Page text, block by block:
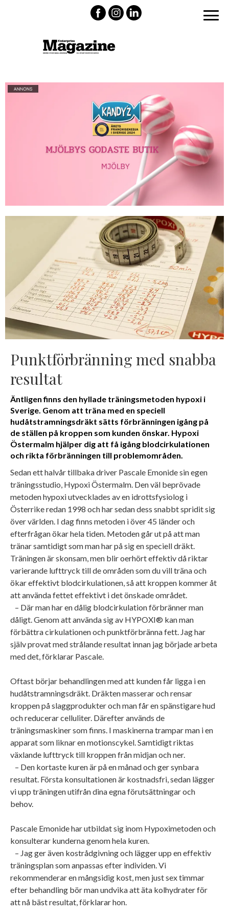
Punktförbränning med snabba
resultat
Äntligen finns den hyllade träningsmetoden hypoxi i
Sverige. Genom att träna med en speciell
hudåtstramningsdräkt sätts förbränningen igång på
de ställen på kroppen som kunden önskar. Hypoxi
Östermalm hjälper dig att få igång blodcirkulationen
och rikta förbränningen till problemområden.
Sedan ett halvår tillbaka driver Pascale Emonide sin egen
träningsstudio, Hypoxi Östermalm. Den väl beprövade
metoden hypoxi utvecklades av en idrottsfysiolog i
Österrike redan 1998 och har sedan dess snabbt spridit sig
över världen. I dag finns metoden i över 45 länder och
efterfrågan ökar hela tiden. Metoden går ut på att man
tränar samtidigt som man har på sig en speciell dräkt.
Träningen är skonsam, men blir oerhört effektiv då riktar
varierande lufttryck till de områden som du vill träna och
ökar effektivt blodcirkulationen, så att kroppen kommer åt
att använda fettet effektivt i det önskade området.
– Där man har en dålig blodcirkulation förbränner man
dåligt. Genom att använda sig av HYPOXI® kan man
förbättra cirkulationen och punktförbränna fett. Jag har
själv provat med strålande resultat innan jag började arbeta
med det, förklarar Pascale.
Oftast börjar behandlingen med att kunden får ligga i en
hudåtstramningsdräkt. Dräkten masserar och rensar
kroppen på slaggprodukter och man får en spänstigare hud
och reducerar celluliter. Därefter används de
träningsmaskiner som finns. I maskinerna trampar man i en
apparat som liknar en motionscykel. Samtidigt riktas
växlande lufttryck till kroppen från midjan och ner.
– Den kortaste kuren är på en månad och ger synbara
resultat. Första konsultationen är kostnadsfri, sedan lägger
vi upp träningen utifrån dina egna förutsättningar och
behov.
Pascale Emonide har utbildat sig inom Hypoximetoden och
konsulterar kunderna genom hela kuren.
– Jag ger även kostrådgivning och lägger upp en effektiv
träningsplan som anpassas efter individen. Vi
rekommenderar en mångsidig kost, men just sex timmar
efter behandling bör man undvika att äta kolhydrater för
att nå bäst resultat, förklarar hon.